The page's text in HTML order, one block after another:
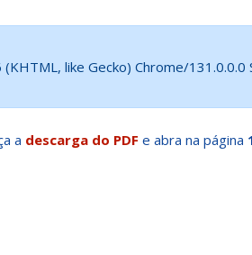
like Gecko) Chrome/
a descarga do PDF e abra na página